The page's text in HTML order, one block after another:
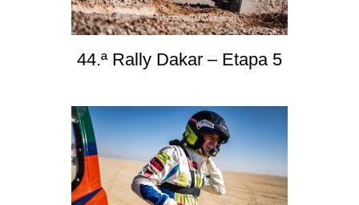
44.ª Rally Dakar – Etapa 5